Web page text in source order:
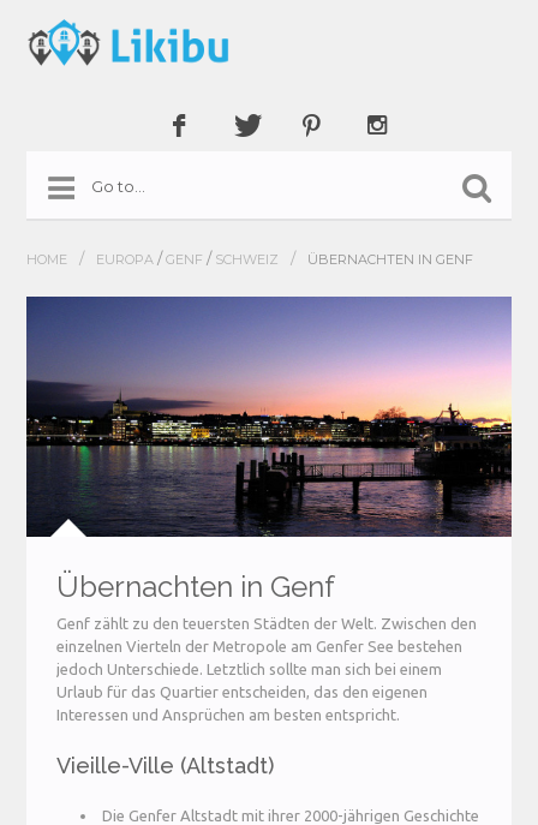
HOME / EUROPA /GENF / SCHWEIZ / ÜBERNACHTEN IN GENF
Übernachten in Genf
Genf zählt zu den teuersten Städten der Welt. Zwischen den
einzelnen Vierteln der Metropole am Genfer See bestehen
jedoch Unterschiede. Letztlich sollte man sich bei einem
Urlaub für das Quartier entscheiden, das den eigenen
Interessen und Ansprüchen am besten entspricht.
Vieille-Ville (Altstadt)
Die Genfer Altstadt mit ihrer 2000-jährigen Geschichte